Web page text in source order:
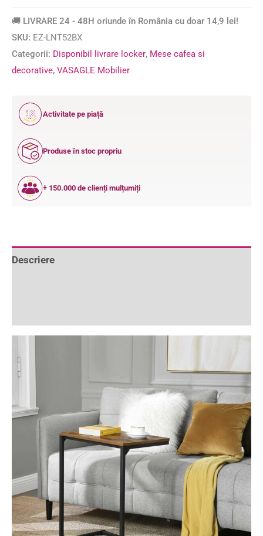
🚚 LIVRARE 24 - 48H oriunde în România cu doar 14,9 lei!
SKU: EZ-LNT52BX
Categorii: Disponibil livrare locker, Mese cafea si
decorative, VASAGLE Mobilier
12
ANI
Activitate pe piață
Produse în stoc propriu
+ 150.000 de clienți mulțumiți
Descriere